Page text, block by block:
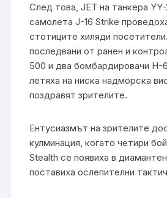
След това, JET на танкера
самолета J-16 Strike
стотиците хиляди
последвани от ранен и
500 и два бомбардировачи
летяха на ниска надморска
поздравят зрителите.
Ентусиазмът на зрителите
кулминация, когато четири
Stealth се появиха в
поставиха ослепителни